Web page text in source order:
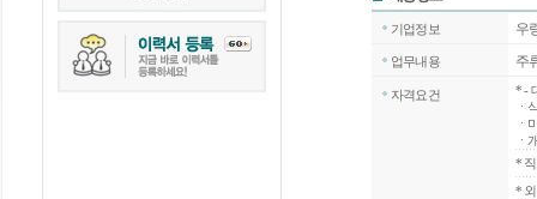
기업정보 우
업무내용 주
자격요건 *-
ㆍ
ㆍ
ㆍ
*
*